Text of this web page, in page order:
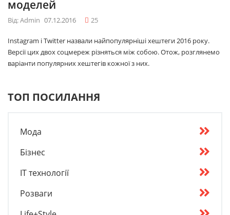
моделей
Від: Admin 07.12.2016 25
Instagram і Twitter назвали найпопулярніші хештеги 2016 року.
Версії цих двох соцмереж різняться між собою. Отож, розглянемо
варіанти популярних хештегів кожної з них.
ТОП ПОСИЛАННЯ
Мода
Бізнес
IT технології
Розваги